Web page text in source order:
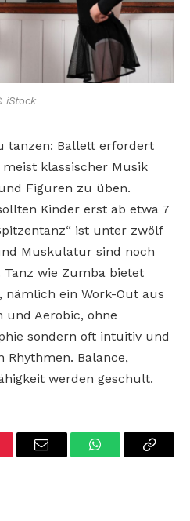
iStock
tanzen: Ballett erfordert
klassischer Musik
Figuren zu üben.
Kinder erst ab etwa 7
ist unter zwölf
Muskulatur sind noch
wie Zumba bietet
nämlich ein Work-Out aus
und Aerobic, ohne
sondern oft intuitiv und
Rhythmen. Balance,
werden geschult.
Email WhatsAppCopy